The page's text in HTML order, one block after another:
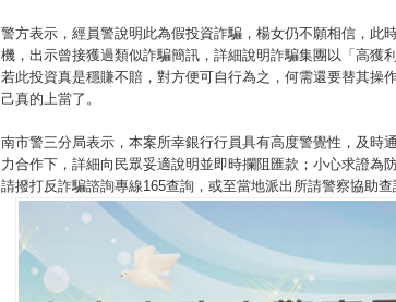
警方表示，經員警說明此為假投資詐騙，楊女仍不願相信，此
機，出示曾接獲過類似詐騙簡訊，詳細說明詐騙集團以「高獲
若此投資真是穩賺不賠，對方便可自行為之，何需還要替其操
己真的上當了。
南市警三分局表示，本案所幸銀行行員具有高度警覺性，及時
力合作下，詳細向民眾妥適說明並即時攔阻匯款；小心求證為
請撥打反詐騙諮詢專線165查詢，或至當地派出所請警察協助查